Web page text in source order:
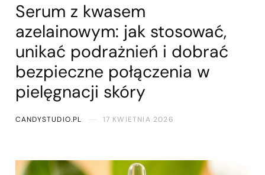
Serum z kwasem
azelainowym: jak stosować,
unikać podrażnień i dobrać
bezpieczne połączenia w
pielęgnacji skóry
CANDYSTUDIO.PL 17 KWIETNIA 2026